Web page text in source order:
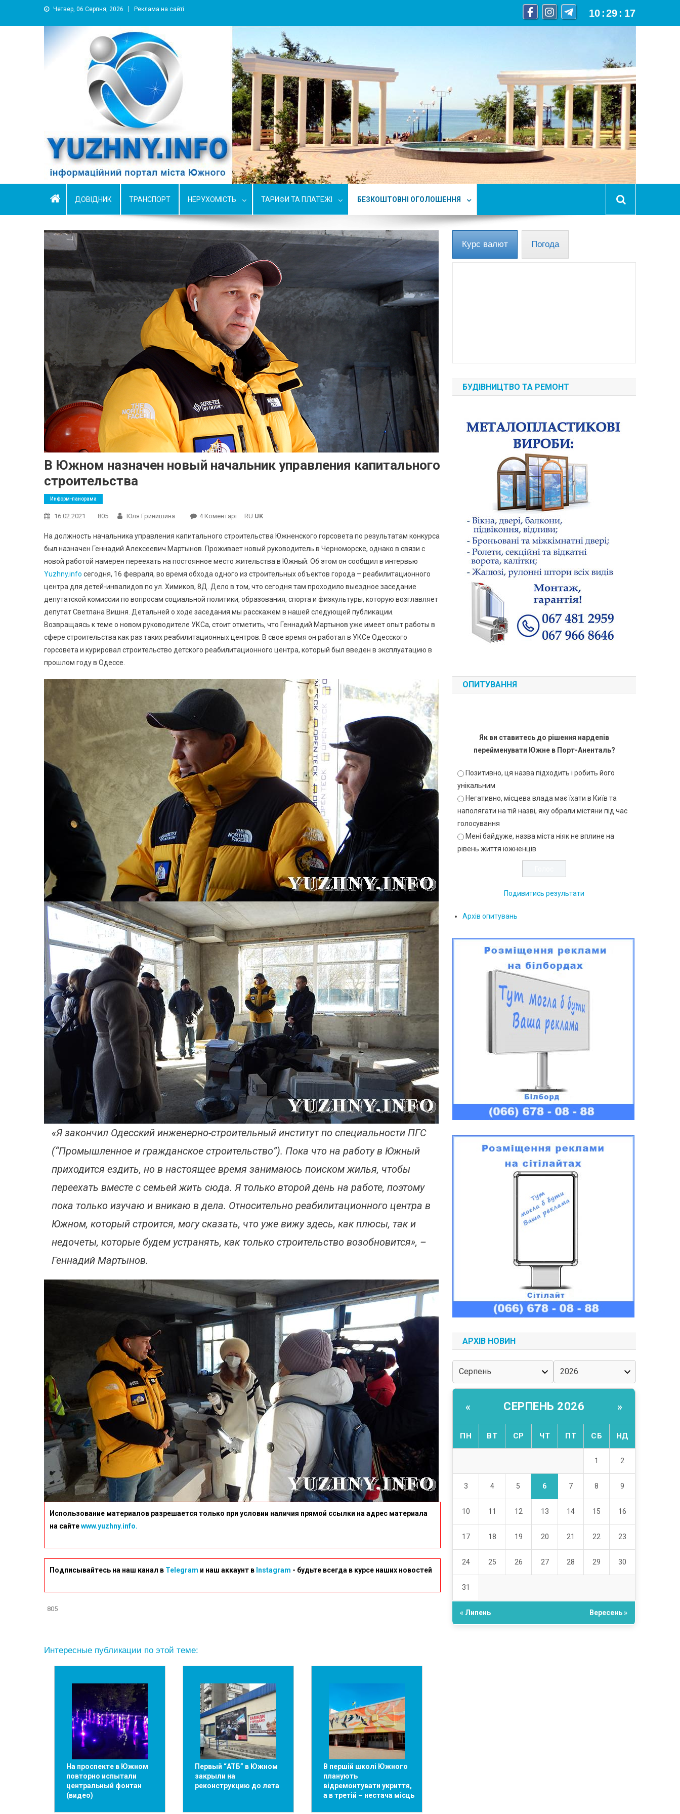
Четвер, 06 Серпня, 2026 Реклама на сайті 10 :29 : 19
YUZHNY.INFO
информационный портал города Южный
ДОВІДНИК ТРАНСПОРТ НЕРУХОМІСТЬ ТАРИФИ ТА ПЛАТЕЖІ БЕЗКОШТОВНІ ОГОЛОШЕННЯ
В Южном назначен новый начальник управления капитального
строительства
Информ-панорама
16.02.2021 805 Юля Гринишина 4 Коментарі До
Южном
Назначен
Новый
Начальник
Управления
Капитального
Строительства
RU UK
На должность начальника управления капитального строительства Южненского горсовета по результатам конкурса
был назначен Геннадий Алексеевич Мартынов. Проживает новый руководитель в Черноморске, однако в связи с
новой работой намерен переехать на постоянное место жительства в Южный. Об этом он сообщил в интервью
Yuzhny.info сегодня, 16 февраля, во время обхода одного из строительных объектов города – реабилитационного
центра для детей-инвалидов по ул. Химиков, 8Д. Дело в том, что сегодня там проходило выездное заседание
депутатской комиссии по вопросам социальной политики, образования, спорта и физкультуры, которую возглавляет
депутат Светлана Вишня. Детальней о ходе заседания мы расскажем в нашей следующей публикации.
Возвращаясь к теме о новом руководителе УКСа, стоит отметить, что Геннадий Мартынов уже имеет опыт работы в
сфере строительства как раз таких реабилитационных центров. В свое время он работал в УКСе Одесского
горсовета и курировал строительство детского реабилитационного центра, который был введен в эксплуатацию в
прошлом году в Одессе.
«Я закончил Одесский инженерно-строительный институт по специальности ПГС
(“Промышленное и гражданское строительство”). Пока что на работу в Южный
приходится ездить, но в настоящее время занимаюсь поиском жилья, чтобы
переехать вместе с семьей жить сюда. Я только второй день на работе, поэтому
пока только изучаю и вникаю в дела. Относительно реабилитационного центра в
Южном, который строится, могу сказать, что уже вижу здесь, как плюсы, так и
недочеты, которые будем устранять, как только строительство возобновится», –
Геннадий Мартынов.
Использование материалов разрешается только при условии наличия прямой ссылки на адрес материала
на сайтеwww.yuzhny.info.
Подписывайтесь на наш канал в Telegram и наш аккаунт в Instagram - будьте всегда в курсе наших новостей
805
Интересные публикации по этой теме:
На проспекте в Южном
повторно испытали
центральный фонтан
(видео)
Первый “АТБ” в Южном
закрыли на
реконструкцию до лета
В першій школі Южного
планують
відремонтувати укриття,
а в третій – нестача місць
Курс валют Погода
БУДІВНИЦТВО ТА РЕМОНТ
ОПИТУВАННЯ
Як ви ставитесь до рішення нардепів
перейменувати Южне в Порт-Аненталь?
Позитивно, ця назва підходить і робить його
унікальним
Негативно, місцева влада має їхати в Київ та
наполягати на тій назві, яку обрали містяни під час
голосування
Мені байдуже, назва міста ніяк не вплине на
рівень життя южненців
Подивитись результати
Архів опитувань
АРХІВ НОВИН
« СЕРПЕНЬ 2026 »
ПН ВТ СР ЧТ ПТ СБ НД
1 2
3 4 5 6 7 8 9
10 11 12 13 14 15 16
17 18 19 20 21 22 23
24 25 26 27 28 29 30
31
« Липень Вересень »